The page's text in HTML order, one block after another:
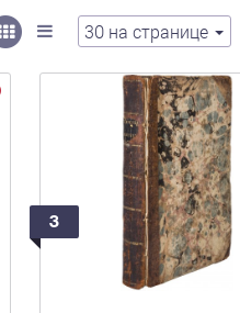
30на странице
3